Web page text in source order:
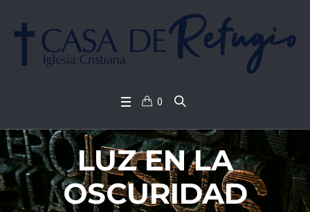
0
LUZ EN LA
OSCURIDAD